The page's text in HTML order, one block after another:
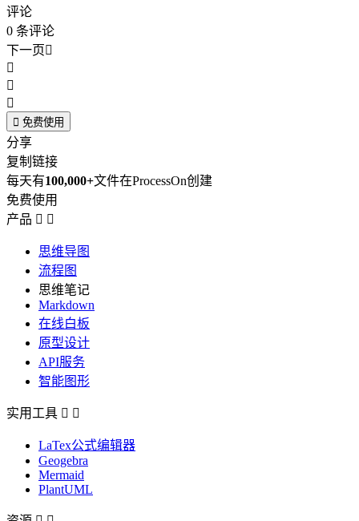
评论
0 条评论
下一页



 免费使用
分享
复制链接
每天有100,000+文件在ProcessOn创建
免费使用
产品  
思维导图
流程图
思维笔记
Markdown
在线白板
原型设计
API服务
智能图形
实用工具  
LaTex公式编辑器
Geogebra
Mermaid
PlantUML